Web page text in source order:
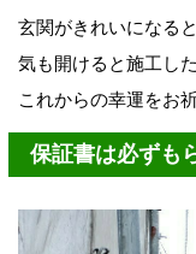
玄関がきれいになる
気も開けると施工し
これからの幸運をお
保証書は必ずも